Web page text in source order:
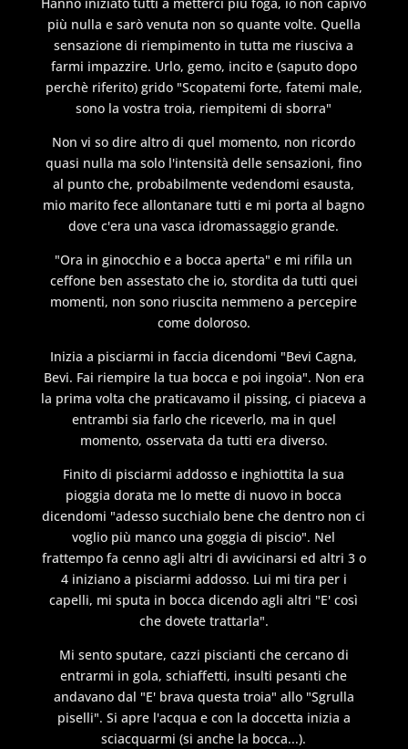
Hanno iniziato tutti a metterci più foga, io non capivo
più nulla e sarò venuta non so quante volte. Quella
sensazione di riempimento in tutta me riusciva a
farmi impazzire. Urlo, gemo, incito e (saputo dopo
perchè riferito) grido "Scopatemi forte, fatemi male,
sono la vostra troia, riempitemi di sborra"
Non vi so dire altro di quel momento, non ricordo
quasi nulla ma solo l'intensità delle sensazioni, fino
al punto che, probabilmente vedendomi esausta,
mio marito fece allontanare tutti e mi porta al bagno
dove c'era una vasca idromassaggio grande.
"Ora in ginocchio e a bocca aperta" e mi rifila un
ceffone ben assestato che io, stordita da tutti quei
momenti, non sono riuscita nemmeno a percepire
come doloroso.
Inizia a pisciarmi in faccia dicendomi "Bevi Cagna,
Bevi. Fai riempire la tua bocca e poi ingoia". Non era
la prima volta che praticavamo il pissing, ci piaceva a
entrambi sia farlo che riceverlo, ma in quel
momento, osservata da tutti era diverso.
Finito di pisciarmi addosso e inghiottita la sua
pioggia dorata me lo mette di nuovo in bocca
dicendomi "adesso succhialo bene che dentro non ci
voglio più manco una goggia di piscio". Nel
frattempo fa cenno agli altri di avvicinarsi ed altri 3 o
4 iniziano a pisciarmi addosso. Lui mi tira per i
capelli, mi sputa in bocca dicendo agli altri "E' così
che dovete trattarla".
Mi sento sputare, cazzi piscianti che cercano di
entrarmi in gola, schiaffetti, insulti pesanti che
andavano dal "E' brava questa troia" allo "Sgrulla
piselli". Si apre l'acqua e con la doccetta inizia a
sciacquarmi (si anche la bocca...).